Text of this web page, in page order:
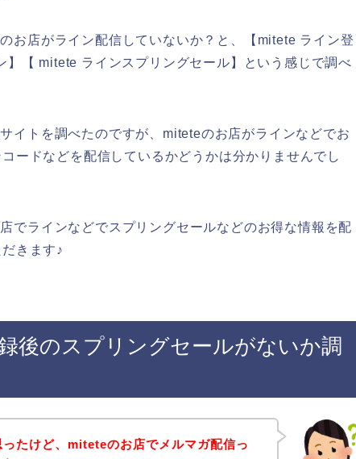
お店がライン配信していないか？と、【mitete ライン登
】【 mitete ラインスプリングセール】という感じで調べ
イトを調べたのですが、miteteのお店がラインなどでお
ードなどを配信しているかどうかは分かりませんでし
でラインなどでスプリングセールなどのお得な情報を配
きます♪
後のスプリングセールがないか調
ったけど、miteteのお店でメルマガ配信っ